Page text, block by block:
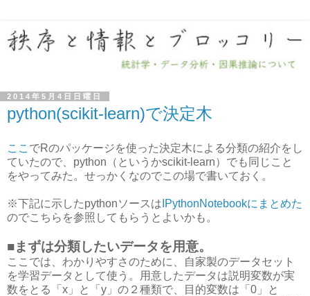
2014年5月4日日曜日
python(scikit-learn)で決定木
ここ でRのパッケージを使った決定木による分類の紹介をし
ていたので、python（というかscikit-learn）でも同じこと
をやってみた。せっかくなのでこの場で書いておく。
※下記に示したpythonソースは IPythonNotebookにまとめた
のでこちらを参照してもらうとよいかも。
■まずは分類したいデータを用意。
ここでは、わかりやすさのために、自家製のデータセット
を学習データとして使う。用意したデータは説明変数が実
数をとる「x」と「y」の２種類で、目的変数は「0」と